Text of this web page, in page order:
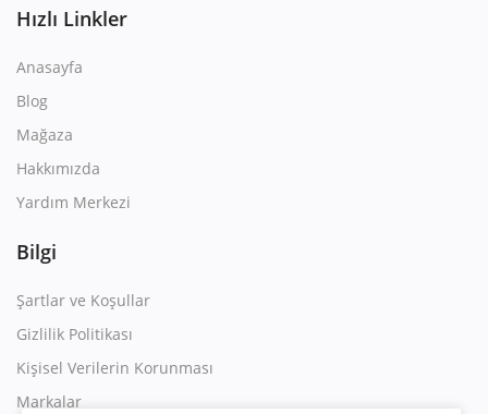
Hızlı Linkler
Anasayfa
Blog
Mağaza
Hakkımızda
Yardım Merkezi
Bilgi
Şartlar ve Koşullar
Gizlilik Politikası
Kişisel Verilerin Korunması
Markalar